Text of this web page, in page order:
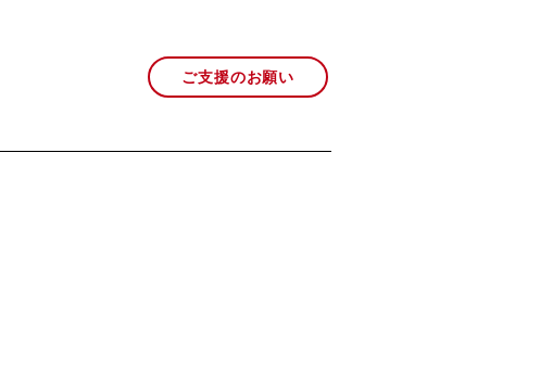
ご支援のお願い